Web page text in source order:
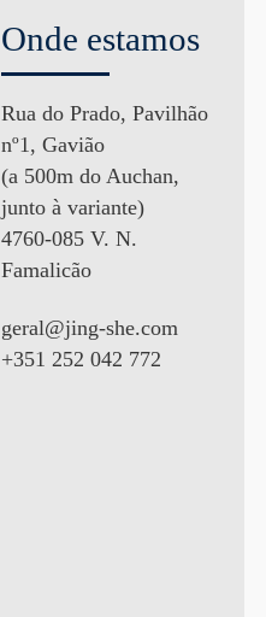
Onde estamos
Rua do Prado, Pavilhão
nº1, Gavião
(a 500m do Auchan,
junto à variante)
4760-085 V. N.
Famalicão
geral@jing-she.com
+351 252 042 772